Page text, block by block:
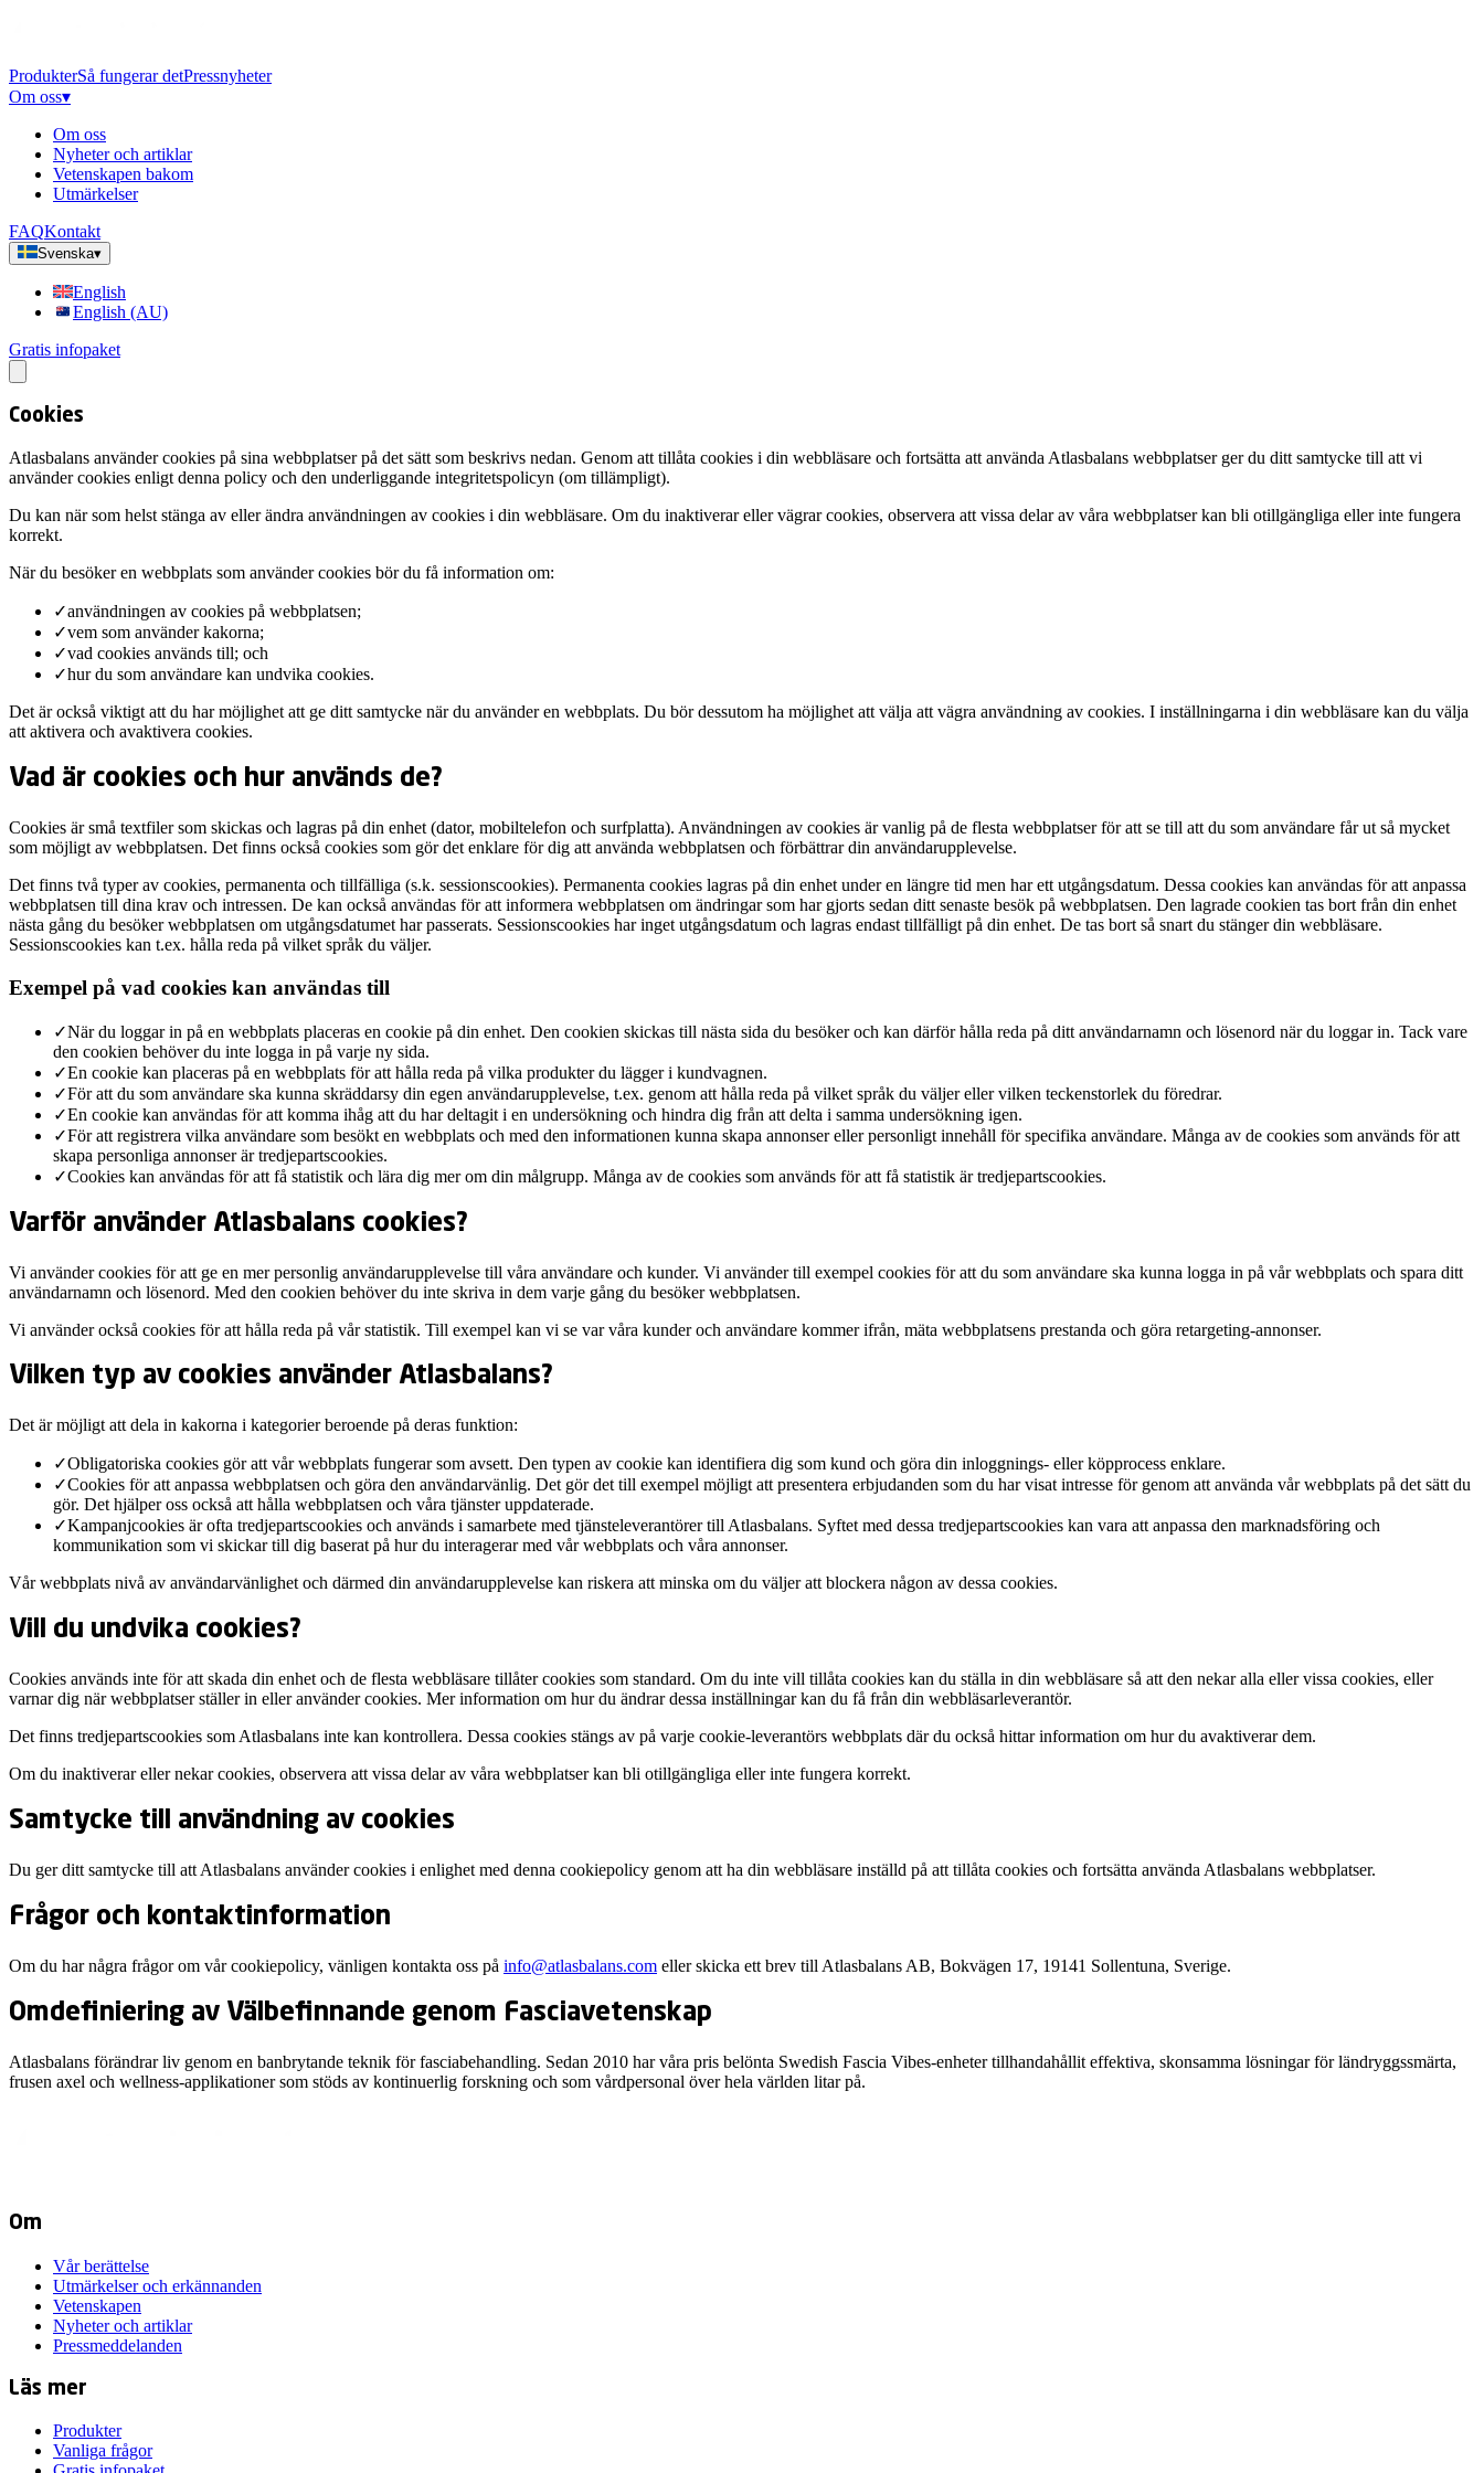
ProdukterSå fungerar detPressnyheter
Om oss▾
Om oss
Nyheter och artiklar
Vetenskapen bakom
Utmärkelser
FAQKontakt
Svenska▾
English
English (AU)
Gratis infopaket
Cookies
Atlasbalans använder cookies på sina webbplatser på det sätt som beskrivs nedan. Genom att tillåta cookies i din webbläsare och fortsätta att använda Atlasbalans webbplatser ger du ditt samtycke till att vi
använder cookies enligt denna policy och den underliggande integritetspolicyn (om tillämpligt).
Du kan när som helst stänga av eller ändra användningen av cookies i din webbläsare. Om du inaktiverar eller vägrar cookies, observera att vissa delar av våra webbplatser kan bli otillgängliga eller inte fungera
korrekt.
När du besöker en webbplats som använder cookies bör du få information om:
✓användningen av cookies på webbplatsen;
✓vem som använder kakorna;
✓vad cookies används till; och
✓hur du som användare kan undvika cookies.
Det är också viktigt att du har möjlighet att ge ditt samtycke när du använder en webbplats. Du bör dessutom ha möjlighet att välja att vägra användning av cookies. I inställningarna i din webbläsare kan du välja
att aktivera och avaktivera cookies.
Vad är cookies och hur används de?
Cookies är små textfiler som skickas och lagras på din enhet (dator, mobiltelefon och surfplatta). Användningen av cookies är vanlig på de flesta webbplatser för att se till att du som användare får ut så mycket
som möjligt av webbplatsen. Det finns också cookies som gör det enklare för dig att använda webbplatsen och förbättrar din användarupplevelse.
Det finns två typer av cookies, permanenta och tillfälliga (s.k. sessionscookies). Permanenta cookies lagras på din enhet under en längre tid men har ett utgångsdatum. Dessa cookies kan användas för att anpassa
webbplatsen till dina krav och intressen. De kan också användas för att informera webbplatsen om ändringar som har gjorts sedan ditt senaste besök på webbplatsen. Den lagrade cookien tas bort från din enhet
nästa gång du besöker webbplatsen om utgångsdatumet har passerats. Sessionscookies har inget utgångsdatum och lagras endast tillfälligt på din enhet. De tas bort så snart du stänger din webbläsare.
Sessionscookies kan t.ex. hålla reda på vilket språk du väljer.
Exempel på vad cookies kan användas till
✓När du loggar in på en webbplats placeras en cookie på din enhet. Den cookien skickas till nästa sida du besöker och kan därför hålla reda på ditt användarnamn och lösenord när du loggar in. Tack vare
den cookien behöver du inte logga in på varje ny sida.
✓En cookie kan placeras på en webbplats för att hålla reda på vilka produkter du lägger i kundvagnen.
✓För att du som användare ska kunna skräddarsy din egen användarupplevelse, t.ex. genom att hålla reda på vilket språk du väljer eller vilken teckenstorlek du föredrar.
✓En cookie kan användas för att komma ihåg att du har deltagit i en undersökning och hindra dig från att delta i samma undersökning igen.
✓För att registrera vilka användare som besökt en webbplats och med den informationen kunna skapa annonser eller personligt innehåll för specifika användare. Många av de cookies som används för att
skapa personliga annonser är tredjepartscookies.
✓Cookies kan användas för att få statistik och lära dig mer om din målgrupp. Många av de cookies som används för att få statistik är tredjepartscookies.
Varför använder Atlasbalans cookies?
Vi använder cookies för att ge en mer personlig användarupplevelse till våra användare och kunder. Vi använder till exempel cookies för att du som användare ska kunna logga in på vår webbplats och spara ditt
användarnamn och lösenord. Med den cookien behöver du inte skriva in dem varje gång du besöker webbplatsen.
Vi använder också cookies för att hålla reda på vår statistik. Till exempel kan vi se var våra kunder och användare kommer ifrån, mäta webbplatsens prestanda och göra retargeting-annonser.
Vilken typ av cookies använder Atlasbalans?
Det är möjligt att dela in kakorna i kategorier beroende på deras funktion:
✓Obligatoriska cookies gör att vår webbplats fungerar som avsett. Den typen av cookie kan identifiera dig som kund och göra din inloggnings- eller köpprocess enklare.
✓Cookies för att anpassa webbplatsen och göra den användarvänlig. Det gör det till exempel möjligt att presentera erbjudanden som du har visat intresse för genom att använda vår webbplats på det sätt du
gör. Det hjälper oss också att hålla webbplatsen och våra tjänster uppdaterade.
✓Kampanjcookies är ofta tredjepartscookies och används i samarbete med tjänsteleverantörer till Atlasbalans. Syftet med dessa tredjepartscookies kan vara att anpassa den marknadsföring och
kommunikation som vi skickar till dig baserat på hur du interagerar med vår webbplats och våra annonser.
Vår webbplats nivå av användarvänlighet och därmed din användarupplevelse kan riskera att minska om du väljer att blockera någon av dessa cookies.
Vill du undvika cookies?
Cookies används inte för att skada din enhet och de flesta webbläsare tillåter cookies som standard. Om du inte vill tillåta cookies kan du ställa in din webbläsare så att den nekar alla eller vissa cookies, eller
varnar dig när webbplatser ställer in eller använder cookies. Mer information om hur du ändrar dessa inställningar kan du få från din webbläsarleverantör.
Det finns tredjepartscookies som Atlasbalans inte kan kontrollera. Dessa cookies stängs av på varje cookie-leverantörs webbplats där du också hittar information om hur du avaktiverar dem.
Om du inaktiverar eller nekar cookies, observera att vissa delar av våra webbplatser kan bli otillgängliga eller inte fungera korrekt.
Samtycke till användning av cookies
Du ger ditt samtycke till att Atlasbalans använder cookies i enlighet med denna cookiepolicy genom att ha din webbläsare inställd på att tillåta cookies och fortsätta använda Atlasbalans webbplatser.
Frågor och kontaktinformation
Om du har några frågor om vår cookiepolicy, vänligen kontakta oss på info@atlasbalans.com eller skicka ett brev till Atlasbalans AB, Bokvägen 17, 19141 Sollentuna, Sverige.
Omdefiniering av Välbefinnande genom Fasciavetenskap
Atlasbalans förändrar liv genom en banbrytande teknik för fasciabehandling. Sedan 2010 har våra pris­ belönta Swedish Fascia Vibes-enheter tillhandahållit effektiva, skonsamma lösningar för ländryggssmärta,
frusen axel och wellness-applikationer som stöds av kontinuerlig forskning och som vårdpersonal över hela världen litar på.
Om
Vår berättelse
Utmärkelser och erkännanden
Vetenskapen
Nyheter och artiklar
Pressmeddelanden
Läs mer
Produkter
Vanliga frågor